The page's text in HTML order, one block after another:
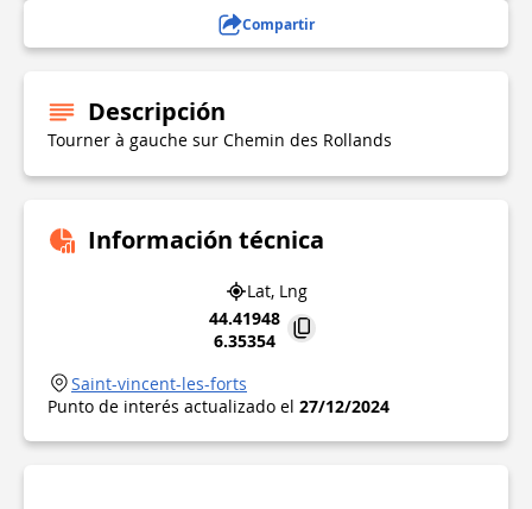
Compartir
Descripción
Tourner à gauche sur Chemin des Rollands
Información técnica
Lat, Lng
44.41948
6.35354
Saint-vincent-les-forts
Punto de interés actualizado el 27/12/2024